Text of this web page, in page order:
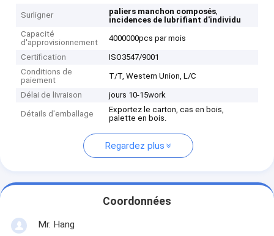
Surligner paliers manchon composés,
incidences de lubrifiant d'individu
Capacité
d'approvisionnement
4000000pcs par mois
Certification
ISO3547/9001
Conditions de
paiement
T/T, Western Union, L/C
Délai de livraison jours 10-15work
Détails d'emballage
Exportez le carton, cas en bois,
palette en bois.
Regardez plus
Coordonnées
Mr. Hang